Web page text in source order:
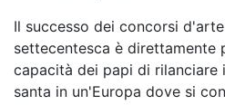
Il successo dei concorsi
settecentesca è direttamente
capacità dei papi di
santa in un'Europa dove si